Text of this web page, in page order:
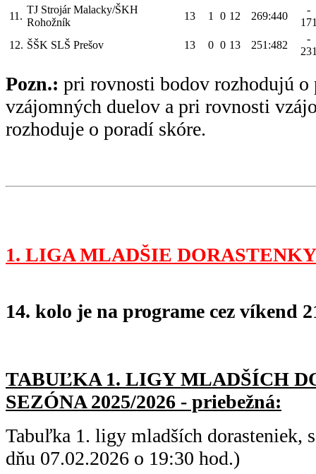
11.
TJ Strojár Malacky/ŠKH
Rohožník
13 1 0 12 269:440
-
12. ŠŠK SLŠ Prešov 13 0 0 13 251:482
-
Pozn.: pri rovnosti bodov rozhodujú o
vzájomných duelov a pri rovnosti
rozhoduje o poradí skóre.
1. LIGA MLADŠIE
14. kolo je na programe cez víkend
TABUĽKA 1. LIGY MLADŠÍCH
SEZÓNA 2025/2026 - priebežná:
Tabuľka 1. ligy mladších dorasteniek,
dňu 07.02.2026 o 19:30 hod.)